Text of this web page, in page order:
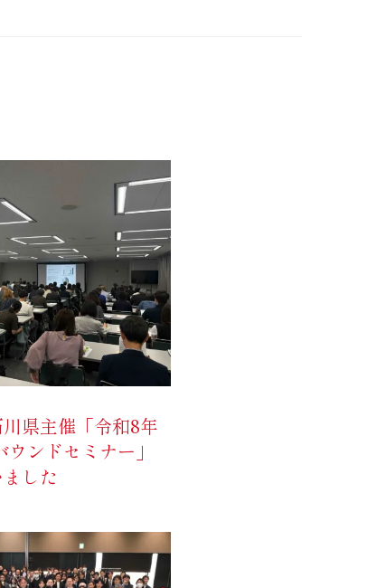
県主催「令和8年
ンドセミナー」
した